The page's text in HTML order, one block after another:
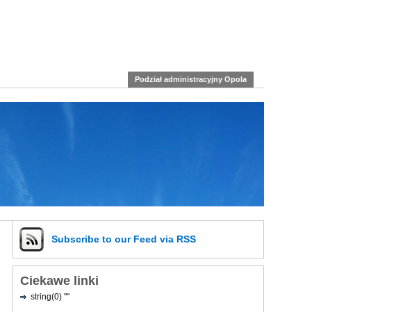
Podział administracyjny Opola
Subscribe to our Feed via RSS
Ciekawe linki
string(0) ""